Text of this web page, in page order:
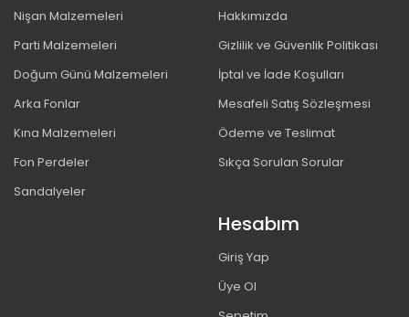
Nişan Malzemeleri
Parti Malzemeleri
Doğum Günü Malzemeleri
Arka Fonlar
Kına Malzemeleri
Fon Perdeler
Sandalyeler
Hakkımızda
Gizlilik ve Güvenlik Politikası
İptal ve İade Koşulları
Mesafeli Satış Sözleşmesi
Ödeme ve Teslimat
Sıkça Sorulan Sorular
Hesabım
Giriş Yap
Üye Ol